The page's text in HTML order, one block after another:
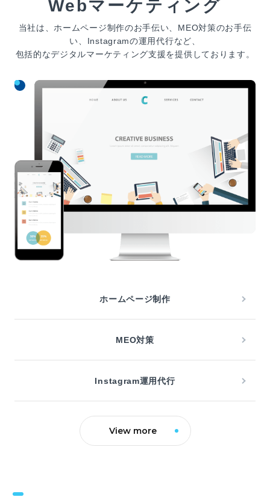
Webマーケティング
当社は、ホームページ制作のお手伝い、MEO対策のお手伝
い、Instagramの運用代行など、
包括的なデジタルマーケティング支援を提供しております。
ホームページ制作
MEO対策
Instagram運用代行
View more